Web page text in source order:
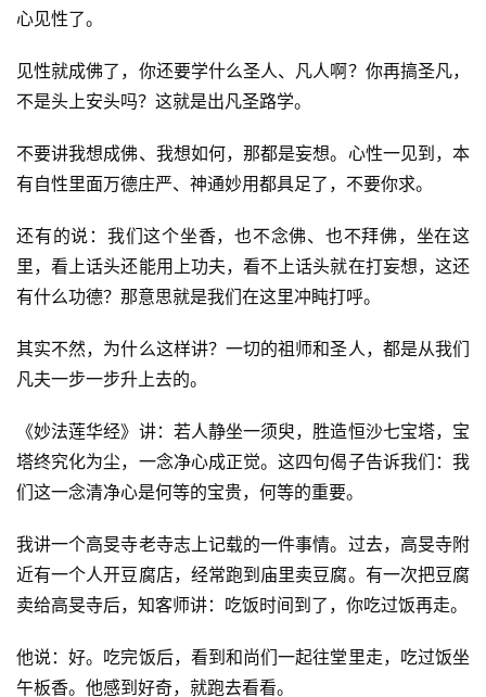
心见性了。
见性就成佛了，你还要学什么圣人、凡人啊？你再搞圣凡，
不是头上安头吗？这就是出凡圣路学。
不要讲我想成佛、我想如何，那都是妄想。心性一见到，本
有自性里面万德庄严、神通妙用都具足了，不要你求。
还有的说：我们这个坐香，也不念佛、也不拜佛，坐在这
里，看上话头还能用上功夫，看不上话头就在打妄想，这还
有什么功德？那意思就是我们在这里冲盹打呼。
其实不然，为什么这样讲？一切的祖师和圣人，都是从我们
凡夫一步一步升上去的。
《妙法莲华经》讲：若人静坐一须臾，胜造恒沙七宝塔，宝
塔终究化为尘，一念净心成正觉。这四句偈子告诉我们：我
们这一念清净心是何等的宝贵，何等的重要。
我讲一个高旻寺老寺志上记载的一件事情。过去，高旻寺附
近有一个人开豆腐店，经常跑到庙里卖豆腐。有一次把豆腐
卖给高旻寺后，知客师讲：吃饭时间到了，你吃过饭再走。
他说：好。吃完饭后，看到和尚们一起往堂里走，吃过饭坐
午板香。他感到好奇，就跑去看看。